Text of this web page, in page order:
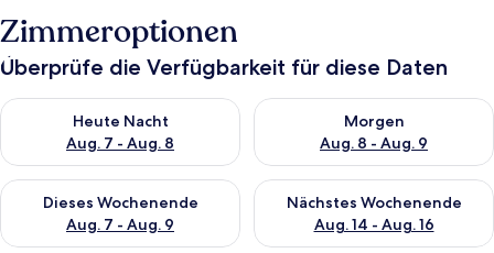
Zimmeroptionen
Überprüfe die Verfügbarkeit für diese Daten
Heute Nacht
Aug. 7 - Aug. 8
Überprüfe die Verfügbarkeit für heute Nacht, Aug. 7 - Aug. 8.
Morgen
Aug. 8 - Aug. 9
Überprüfe die Verfügbarkeit
Dieses Wochenende
Aug. 7 - Aug. 9
Überprüfe die Verfügbarkeit für dieses Wochenende, Aug. 7
Nächstes Wochenende
Aug. 14 - Aug. 16
Überprüfe die Verfügbarkeit